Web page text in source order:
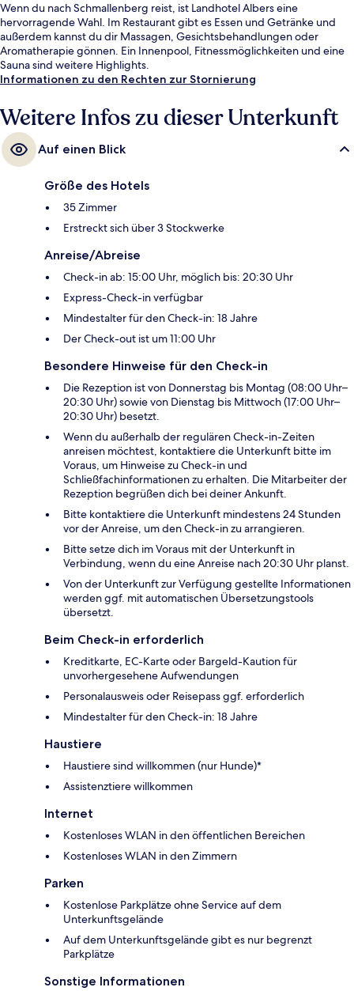
Wenn du nach Schmallenberg reist, ist Landhotel Albers eine
hervorragende Wahl. Im Restaurant gibt es Essen und Getränke und
außerdem kannst du dir Massagen, Gesichtsbehandlungen oder
Aromatherapie gönnen. Ein Innenpool, Fitnessmöglichkeiten und eine
Sauna sind weitere Highlights.
Informationen zu den Rechten zur Stornierung
Weitere Infos zu dieser Unterkunft
Auf einen Blick
Größe des Hotels
35 Zimmer
Erstreckt sich über 3 Stockwerke
Anreise/Abreise
Check-in ab: 15:00 Uhr, möglich bis: 20:30 Uhr
Express-Check-in verfügbar
Mindestalter für den Check-in: 18 Jahre
Der Check-out ist um 11:00 Uhr
Besondere Hinweise für den Check-in
Die Rezeption ist von Donnerstag bis Montag (08:00 Uhr–
20:30 Uhr) sowie von Dienstag bis Mittwoch (17:00 Uhr–
20:30 Uhr) besetzt.
Wenn du außerhalb der regulären Check-in-Zeiten
anreisen möchtest, kontaktiere die Unterkunft bitte im
Voraus, um Hinweise zu Check-in und
Schließfachinformationen zu erhalten. Die Mitarbeiter der
Rezeption begrüßen dich bei deiner Ankunft.
Bitte kontaktiere die Unterkunft mindestens 24 Stunden
vor der Anreise, um den Check-in zu arrangieren.
Bitte setze dich im Voraus mit der Unterkunft in
Verbindung, wenn du eine Anreise nach 20:30 Uhr planst.
Von der Unterkunft zur Verfügung gestellte Informationen
werden ggf. mit automatischen Übersetzungstools
übersetzt.
Beim Check-in erforderlich
Kreditkarte, EC-Karte oder Bargeld-Kaution für
unvorhergesehene Aufwendungen
Personalausweis oder Reisepass ggf. erforderlich
Mindestalter für den Check-in: 18 Jahre
Haustiere
Haustiere sind willkommen (nur Hunde)*
Assistenztiere willkommen
Internet
Kostenloses WLAN in den öffentlichen Bereichen
Kostenloses WLAN in den Zimmern
Parken
Kostenlose Parkplätze ohne Service auf dem
Unterkunftsgelände
Auf dem Unterkunftsgelände gibt es nur begrenzt
Parkplätze
Sonstige Informationen